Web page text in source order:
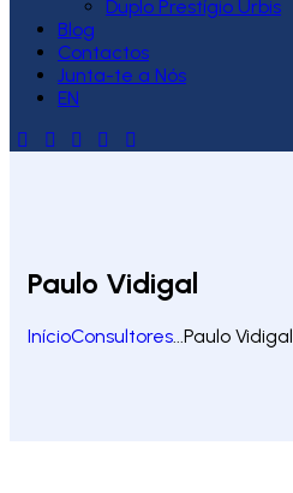
Duplo Prestígio Urbis
Blog
Contactos
Junta-te a Nós
EN
Paulo Vidigal
InícioConsultores...Paulo Vidigal